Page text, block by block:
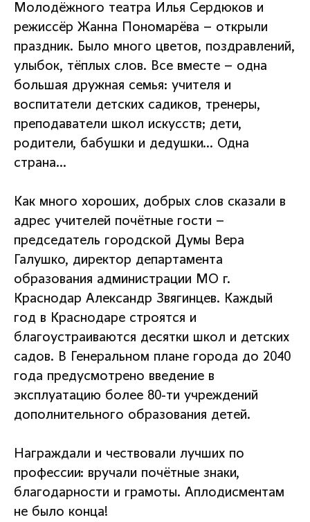
Молодёжного театра Илья Сердюков и
режиссёр Жанна Пономарёва – открыли
праздник. Было много цветов, поздравлений,
улыбок, тёплых слов. Все вместе – одна
большая дружная семья: учителя и
воспитатели детских садиков, тренеры,
преподаватели школ искусств; дети,
родители, бабушки и дедушки… Одна
страна…
Как много хороших, добрых слов сказали в
адрес учителей почётные гости –
председатель городской Думы Вера
Галушко, директор департамента
образования администрации МО г.
Краснодар Александр Звягинцев. Каждый
год в Краснодаре строятся и
благоустраиваются десятки школ и детских
садов. В Генеральном плане города до 2040
года предусмотрено введение в
эксплуатацию более 80-ти учреждений
дополнительного образования детей.
Награждали и чествовали лучших по
профессии: вручали почётные знаки,
благодарности и грамоты. Аплодисментам
не было конца!